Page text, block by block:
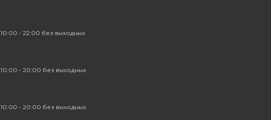
10:00 - 22:00 без выходных
10:00 - 20:00 без выходных
10:00 - 20:00 без выходных